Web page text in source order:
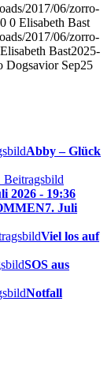
2017/06/zorro-
0 0 Elisabeth Bast
2017/06/zorro-
Elisabeth Bast2025-
Dogsavior Sep25
Abby – Glück
2026 - 19:36
7. Juli
Viel los auf
SOS aus
Notfall